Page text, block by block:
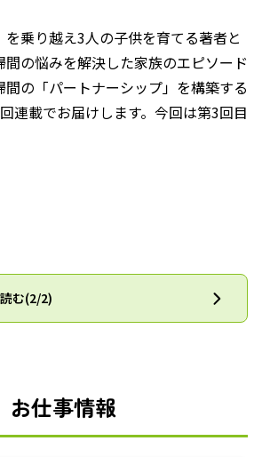
を乗り越え3人の子供を育てる著者と
の悩みを解決した家族のエピソード
の「パートナーシップ」を構築する
連載でお届けします。今回は第3回目
む(2/2)
お仕事情報